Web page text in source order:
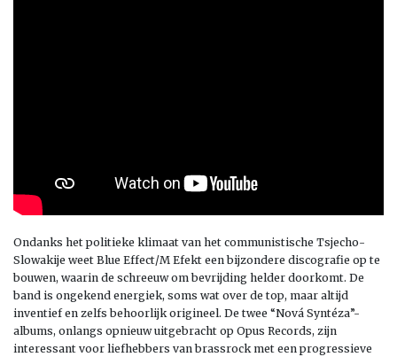
Ondanks het politieke klimaat van het communistische Tsjecho-
Slowakije weet Blue Effect/M Efekt een bijzondere discografie op te
bouwen, waarin de schreeuw om bevrijding helder doorkomt. De
band is ongekend energiek, soms wat over de top, maar altijd
inventief en zelfs behoorlijk origineel. De twee “Nová Syntéza”-
albums, onlangs opnieuw uitgebracht op Opus Records, zijn
interessant voor liefhebbers van brassrock met een progressieve